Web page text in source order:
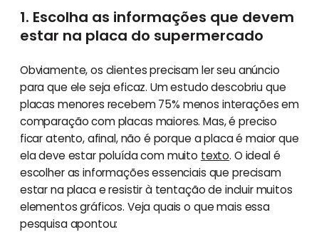
1. Escolha as informações que devem
estar na placa do supermercado
Obviamente, os clientes precisam ler seu anúncio
para que ele seja eficaz. Um estudo descobriu que
placas menores recebem 75% menos interações em
comparação com placas maiores. Mas, é preciso
ficar atento, afinal, não é porque a placa é maior que
ela deve estar poluída com muito texto. O ideal é
escolher as informações essenciais que precisam
estar na placa e resistir à tentação de incluir muitos
elementos gráficos. Veja quais o que mais essa
pesquisa apontou: